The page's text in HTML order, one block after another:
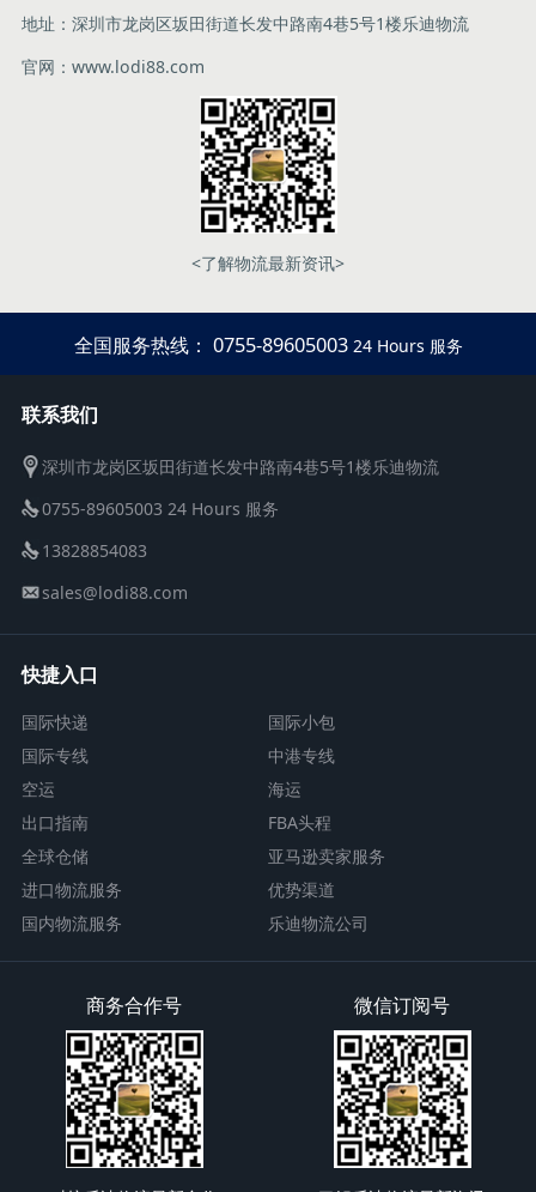
地址：深圳市龙岗区坂田街道长发中路南4巷5号1楼乐迪物流
官网：www.lodi88.com
<了解物流最新资讯>
全国服务热线： 0755-89605003 24 Hours 服务
联系我们
深圳市龙岗区坂田街道长发中路南4巷5号1楼乐迪物流
0755-89605003 24 Hours 服务
13828854083
sales@lodi88.com
快捷入口
国际快递
国际小包
国际专线
中港专线
空运
海运
出口指南
FBA头程
全球仓储
亚马逊卖家服务
进口物流服务
优势渠道
国内物流服务
乐迪物流公司
商务合作号 微信订阅号